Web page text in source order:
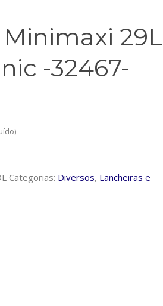
Minimaxi 29L
-32467-
Categorias: Diversos, Lancheiras e